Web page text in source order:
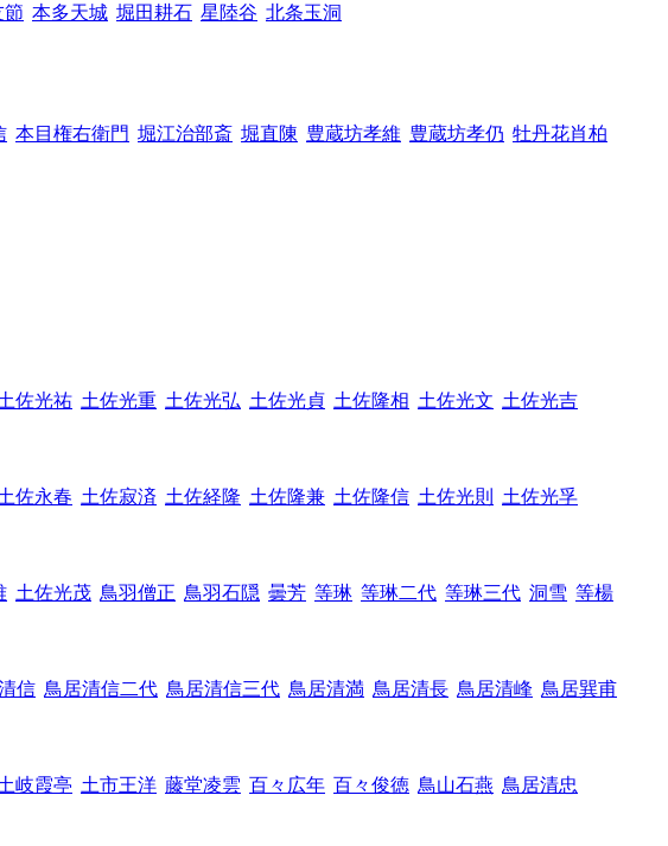
節 本多天城 堀田耕石 星陸谷 北条玉洞
本目権右衛門 堀江治部斎 堀直陳 豊蔵坊孝維 豊蔵坊孝仍 牡丹花肖柏
佐光祐 土佐光重 土佐光弘 土佐光貞 土佐隆相 土佐光文 土佐光吉
佐永春 土佐寂済 土佐経隆 土佐隆兼 土佐隆信 土佐光則
土佐光孚
土佐光茂 鳥羽僧正 鳥羽石隠 曇芳 等琳 等琳二代 等琳三代 洞雪 等楊
信 鳥居清信二代 鳥居清信三代 鳥居清満 鳥居清長 鳥居清峰 鳥居巽甫
岐霞亭 土市王洋 藤堂凌雲 百々広年 百々俊徳 鳥山石燕 鳥居清忠